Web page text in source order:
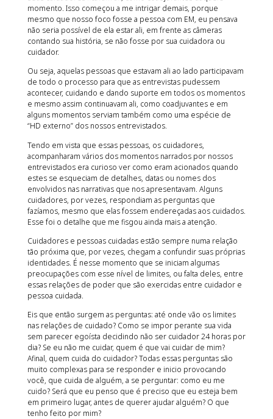
momento. Isso começou a me intrigar demais, porque
mesmo que nosso foco fosse a pessoa com EM, eu pensava
não seria possível de ela estar ali, em frente as câmeras
contando sua história, se não fosse por sua cuidadora ou
cuidador.
Ou seja, aquelas pessoas que estavam ali ao lado participavam
de todo o processo para que as entrevistas pudessem
acontecer, cuidando e dando suporte em todos os momentos
e mesmo assim continuavam ali, como coadjuvantes e em
alguns momentos serviam também como uma espécie de
“HD externo” dos nossos entrevistados.
Tendo em vista que essas pessoas, os cuidadores,
acompanharam vários dos momentos narrados por nossos
entrevistados era curioso ver como eram acionados quando
estes se esqueciam de detalhes, datas ou nomes dos
envolvidos nas narrativas que nos apresentavam. Alguns
cuidadores, por vezes, respondiam as perguntas que
fazíamos, mesmo que elas fossem endereçadas aos cuidados.
Esse foi o detalhe que me fisgou ainda mais a atenção.
Cuidadores e pessoas cuidadas estão sempre numa relação
tão próxima que, por vezes, chegam a confundir suas próprias
identidades. É nesse momento que se iniciam algumas
preocupações com esse nível de limites, ou falta deles, entre
essas relações de poder que são exercidas entre cuidador e
pessoa cuidada.
Eis que então surgem as perguntas: até onde vão os limites
nas relações de cuidado? Como se impor perante sua vida
sem parecer egoísta decidindo não ser cuidador 24 horas por
dia? Se eu não me cuidar, quem é que vai cuidar de mim?
Afinal, quem cuida do cuidador? Todas essas perguntas são
muito complexas para se responder e inicio provocando
você, que cuida de alguém, a se perguntar: como eu me
cuido? Será que eu penso que é preciso que eu esteja bem
em primeiro lugar, antes de querer ajudar alguém? O que
tenho feito por mim?